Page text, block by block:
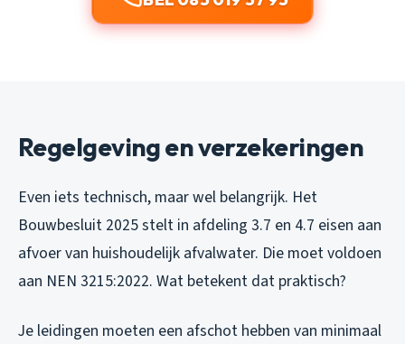
Regelgeving en verzekeringen
Even iets technisch, maar wel belangrijk. Het
Bouwbesluit 2025 stelt in afdeling 3.7 en 4.7 eisen aan
afvoer van huishoudelijk afvalwater. Die moet voldoen
aan NEN 3215:2022. Wat betekent dat praktisch?
Je leidingen moeten een afschot hebben van minimaal